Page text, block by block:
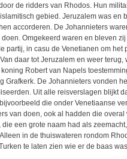
de ridders van Rhodos. Hun
gebied. Jeruzalem was en
accorderen. De Johannieters
Omgekeerd waren en bleven
partij, in casu de Venetianen om
daar tot Jeruzalem en weer
Robert van Napels
Grafkerk. De Johannieters vonden
Uit alle reisverslagen blijkt
die onder Venetiaanse
van doen, ook al hadden die
een grote naam had als
in de thuiswateren rondom
te laten zien wie er de baas